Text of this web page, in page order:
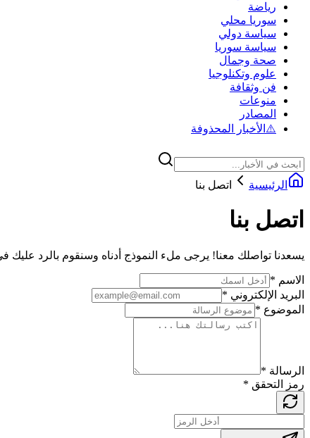
رياضة
سوريا محلي
سياسة دولي
سياسة سوريا
صحة وجمال
علوم وتكنلوجيا
فن وثقافة
منوعات
المصادر
⚠️ الأخبار المحذوفة
الرئيسية اتصل بنا
اتصل بنا
يسعدنا تواصلك معنا! يرجى ملء النموذج أدناه وسنقوم بالرد
الاسم *
البريد الإلكتروني *
الموضوع *
الرسالة *
رمز التحقق *